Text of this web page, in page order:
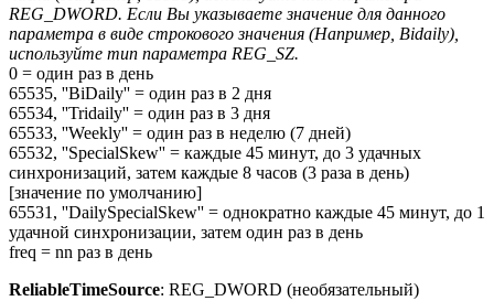
REG_DWORD. Если Вы указываете значение для данного
параметра в виде строкового значения (Например, Bidaily),
используйте тип параметра REG_SZ.
0 = один раз в день
65535, ''BiDaily'' = один раз в 2 дня
65534, ''Tridaily'' = один раз в 3 дня
65533, ''Weekly'' = один раз в неделю (7 дней)
65532, ''SpecialSkew'' = каждые 45 минут, до 3 удачных
синхронизаций, затем каждые 8 часов (3 раза в день)
[значение по умолчанию]
65531, ''DailySpecialSkew'' = однократно каждые 45 минут, до 1
удачной синхронизации, затем один раз в день
freq = nn раз в день
ReliableTimeSource: REG_DWORD (необязательный)